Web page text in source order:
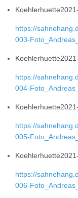
https://
003-
https://
004-
https://
005-
https://
006-